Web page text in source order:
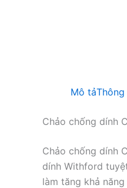
Mô tả
Chảo chống dính
Chảo chống dính
dính Withford
làm tăng khả